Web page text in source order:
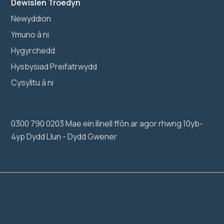
Dewislen Troedyn
Newyddion
Ymuno â ni
Hygyrchedd
Hysbysiad Preifatrwydd
Cysylltu â ni
0300 790 0203 Mae ein llinell ffôn ar agor rhwng 10yb-
4yp Dydd Llun - Dydd Gwener